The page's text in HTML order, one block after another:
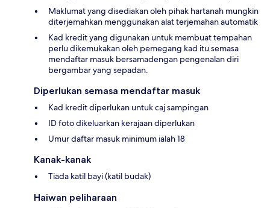
Maklumat yang disediakan oleh pihak hartanah mungkin
diterjemahkan menggunakan alat terjemahan automatik
Kad kredit yang digunakan untuk membuat tempahan
perlu dikemukakan oleh pemegang kad itu semasa
mendaftar masuk bersamadengan pengenalan diri
bergambar yang sepadan.
Diperlukan semasa mendaftar masuk
Kad kredit diperlukan untuk caj sampingan
ID foto dikeluarkan kerajaan diperlukan
Umur daftar masuk minimum ialah 18
Kanak-kanak
Tiada katil bayi (katil budak)
Haiwan peliharaan